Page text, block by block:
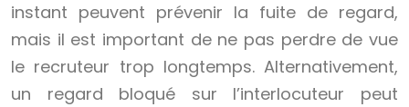
instant peuvent prévenir la fuite de regard,
mais il est important de ne pas perdre de vue
le recruteur trop longtemps. Alternativement,
un regard bloqué sur l’interlocuteur peut